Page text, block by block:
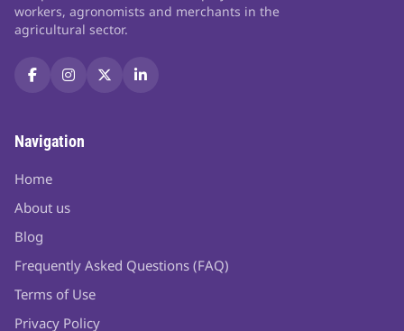
workers, agronomists and merchants in the
agricultural sector.
Navigation
Home
About us
Blog
Frequently Asked Questions (FAQ)
Terms of Use
Privacy Policy